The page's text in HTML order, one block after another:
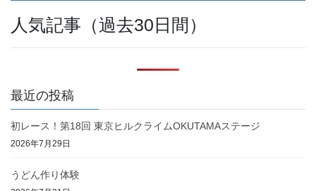
人気記事（過去30日間）
最近の投稿
初レース！第18回 東京ヒルクライムOKUTAMAステージ
2026年7月29日
うどん作り体験